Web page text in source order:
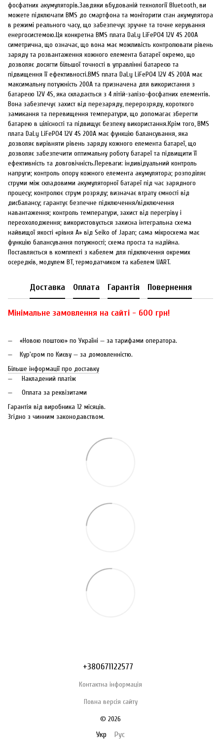
фосфатних акумуляторів.Завдяки вбудованій технології Bluetooth, ви
можете підключати BMS до смартфона та моніторити стан акумулятора
в режимі реального часу, що забезпечує зручне та точне керування
енергосистемою.Ця конкретна BMS плата DaLy LiFePO4 12V 4S 200A
симетрична, що означає, що вона має можливість контролювати рівень
заряду та розвантаження кожного елемента батареї окремо, що
дозволяє досягти більшої точності в управлінні батареєю та
підвищення її ефективності.BMS плата DaLy LiFePO4 12V 4S 200A має
максимальну потужність 200A та призначена для використання з
батареєю 12V 4S, яка складається з 4 літій-залізо-фосфатних елементів.
Вона забезпечує захист від перезаряду, перерозряду, короткого
замикання та перевищення температури, що допомагає зберегти
батарею в цілісності та підвищує безпеку використання.Крім того, BMS
плата DaLy LiFePO4 12V 4S 200A має функцію балансування, яка
дозволяє вирівняти рівень заряду кожного елемента батареї, що
дозволяє забезпечити оптимальну роботу батареї та підвищити її
ефективність та довговічність.Переваги: індивідуальний контроль
напруги; контроль опору кожного елемента акумулятора; розподіляє
струми між складовими акумуляторної батареї під час зарядного
процесу; контролює струм розряду; визначає втрату ємності від
дисбалансу; гарантує безпечне підключення/відключення
навантаження; контроль температури, захист від перегріву і
переохолодження; використовується захисна інтегральна схема
найвищої якості «рівня A» від Seiko of Japan; сама мікросхема має
функцію балансування потужності; схема проста та надійна.
Поставляється в комплекті з кабелем для підключення окремих
осередків, модулем BT, термодатчиком та кабелем UART.
Доставка Оплата Гарантія Повернення
Мінімальне замовлення на сайті - 600 грн!
«Новою поштою» по Україні — за тарифами оператора.
Кур'єром по Києву — за домовленністю.
Більше інформації про доставку
Накладений платіж
Оплата за реквізитами
Гарантія від виробника 12 місяців.
Згідно з чинним законодавством.
+380671122577
Контактна інформація
Повна версія сайту
© 2026
Укр Рус